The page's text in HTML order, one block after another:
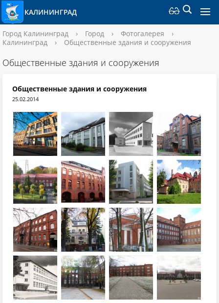
КАЛИНИНГРАД
Город Калининград › Город › Фотогалерея
›
Калининград
› Общественные здания и сооружения
Общественные здания и сооружения
Общественные здания и сооружения
25.02.2014